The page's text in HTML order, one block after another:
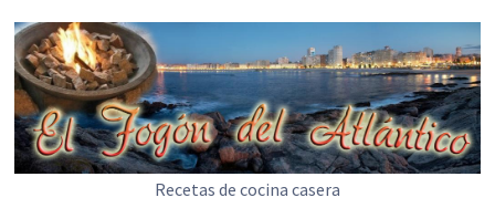
Recetas de cocina casera